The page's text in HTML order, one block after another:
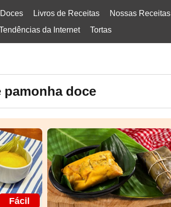
Doces Livros de Receitas Nossas Receitas
da Internet Tortas
doce
Fácil